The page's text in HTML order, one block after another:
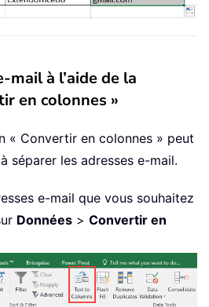
mail à l’aide de la
en colonnes »
« Convertir en colonnes » peut
séparer les adresses e-mail.
e-mail que vous souhaitez
Données > Convertir en